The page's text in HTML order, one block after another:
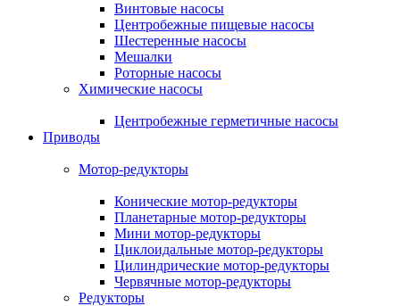
Винтовые насосы
Центробежные пищевые насосы
Шестеренные насосы
Мешалки
Роторные насосы
Химические насосы
Центробежные герметичные насосы
Приводы
Мотор-редукторы
Конические мотор-редукторы
Планетарные мотор-редукторы
Мини мотор-редукторы
Циклоидальные мотор-редукторы
Цилиндрические мотор-редукторы
Червячные мотор-редукторы
Редукторы